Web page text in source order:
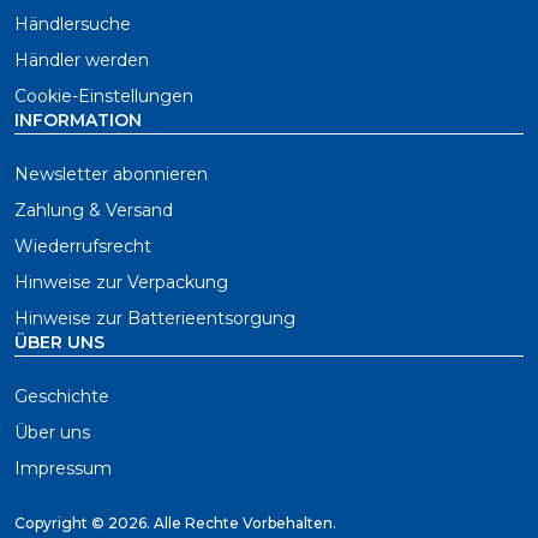
Händlersuche
Händler werden
Cookie-Einstellungen
INFORMATION
Newsletter abonnieren
Zahlung & Versand
Wiederrufsrecht
Hinweise zur Verpackung
Hinweise zur Batterieentsorgung
ÜBER UNS
Geschichte
Über uns
Impressum
Copyright © 2026. Alle Rechte Vorbehalten.